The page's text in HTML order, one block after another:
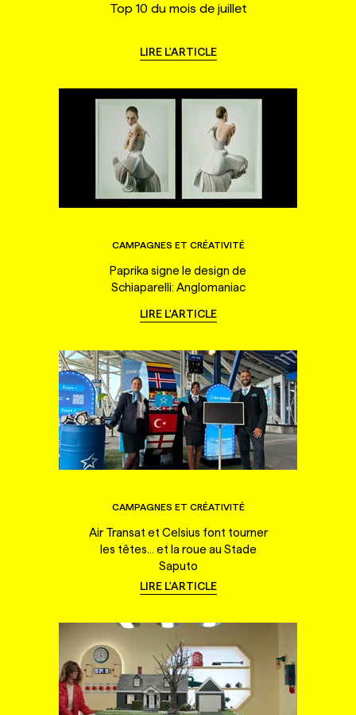
Top 10 du mois de juillet
LIRE L'ARTICLE
CAMPAGNES ET CRÉATIVITÉ
Paprika signe le design de
Schiaparelli: Anglomaniac
LIRE L'ARTICLE
CAMPAGNES ET CRÉATIVITÉ
Air Transat et Celsius font tourner
les têtes... et la roue au Stade
Saputo
LIRE L'ARTICLE